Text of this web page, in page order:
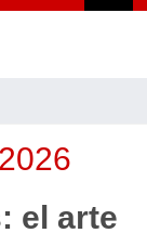
el arte